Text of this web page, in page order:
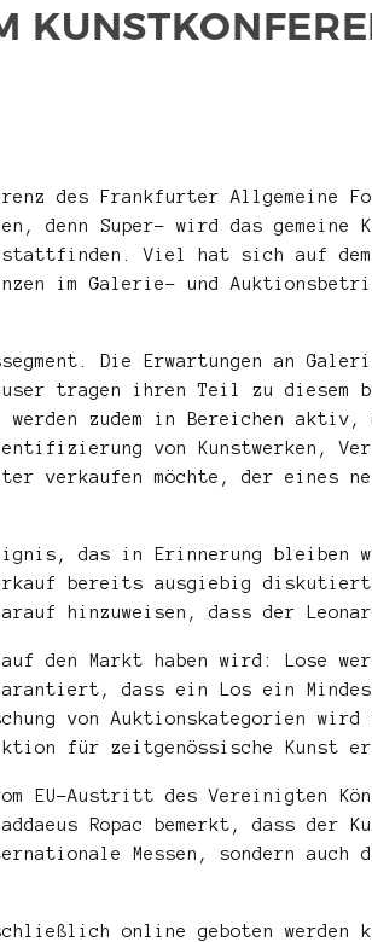
des Frankfurter Allgemeine
denn Super- wird das gemeine
Viel hat sich auf dem
im Galerie- und
Die Erwartungen an
tragen ihren Teil zu diesem
zudem in Bereichen aktiv,
von Kunstwerken,
verkaufen möchte, der eines
das in Erinnerung bleiben
bereits ausgiebig
hinzuweisen, dass der
auf den Markt haben wird: Lose
dass ein Los ein
von Auktionskategorien
für zeitgenössische Kunst
EU-Austritt des Vereinigten
Ropac bemerkt, dass
Messen, sondern auch
online geboten